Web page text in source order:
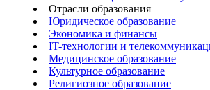
Отрасли образования
Юридическое образование
Экономика и финансы
IT-технологии и
Медицинское образование
Культурное образование
Религиозное образование